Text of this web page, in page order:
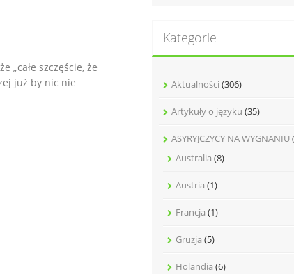
„całe szczęście, że
już by nic nie
Kategorie
Aktualności (306)
Artykuły o języku (35)
ASYRYJCZYCY NA WYGNANIU
Australia (8)
Austria (1)
Francja (1)
Gruzja (5)
Holandia (6)